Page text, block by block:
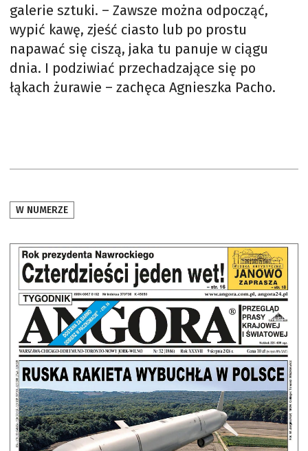
galerie sztuki. – Zawsze można odpocząć,
wypić kawę, zjeść ciasto lub po prostu
napawać się ciszą, jaka tu panuje w ciągu
dnia. I podziwiać przechadzające się po
łąkach żurawie – zachęca Agnieszka Pacho.
W NUMERZE